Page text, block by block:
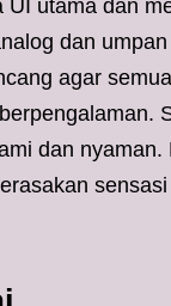
utama dan
dan
agar
dan